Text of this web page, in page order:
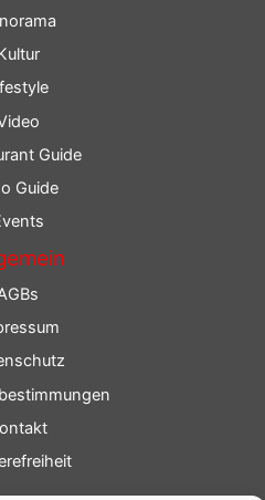
Guide
Guide